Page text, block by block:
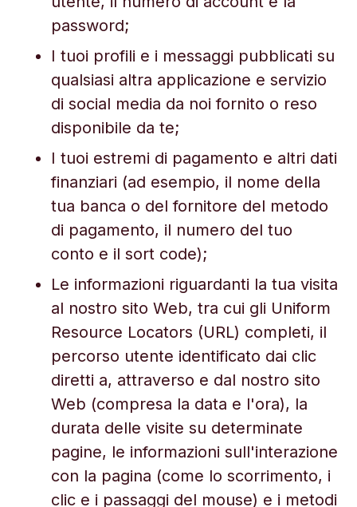
password;
I tuoi profili e i messaggi pubblicati su
qualsiasi altra applicazione e servizio
di social media da noi fornito o reso
disponibile da te;
I tuoi estremi di pagamento e altri dati
finanziari (ad esempio, il nome della
tua banca o del fornitore del metodo
di pagamento, il numero del tuo
conto e il sort code);
Le informazioni riguardanti la tua visita
al nostro sito Web, tra cui gli Uniform
Resource Locators (URL) completi, il
percorso utente identificato dai clic
diretti a, attraverso e dal nostro sito
Web (compresa la data e l'ora), la
durata delle visite su determinate
pagine, le informazioni sull'interazione
con la pagina (come lo scorrimento, i
clic e i passaggi del mouse) e i metodi